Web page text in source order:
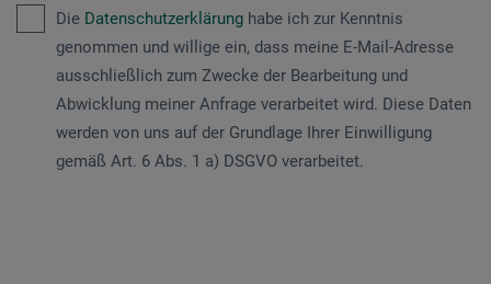
Die Datenschutzerklärung habe ich zur Kenntnis
genommen und willige ein, dass meine E-Mail-Adresse
ausschließlich zum Zwecke der Bearbeitung und
Abwicklung meiner Anfrage verarbeitet wird. Diese Daten
werden von uns auf der Grundlage Ihrer Einwilligung
gemäß Art. 6 Abs. 1 a) DSGVO verarbeitet.